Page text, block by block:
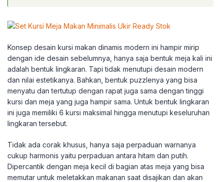
Konsep desain kursi makan dinamis modern ini hampir mirip
dengan ide desain sebelumnya, hanya saja bentuk meja kali ini
adalah bentuk lingkaran. Tapi tidak menutupi desain modern
dan nilai estetikanya. Bahkan, bentuk puzzlenya yang bisa
menyatu dan tertutup dengan rapat juga sama dengan tinggi
kursi dan meja yang juga hampir sama. Untuk bentuk lingkaran
ini juga memiliki 6 kursi maksimal hingga menutupi keseluruhan
lingkaran tersebut.
Tidak ada corak khusus, hanya saja perpaduan warnanya
cukup harmonis yaitu perpaduan antara hitam dan putih.
Dipercantik dengan meja kecil di bagian atas meja yang bisa
memutar untuk meletakkan makanan saat disajikan dan akan